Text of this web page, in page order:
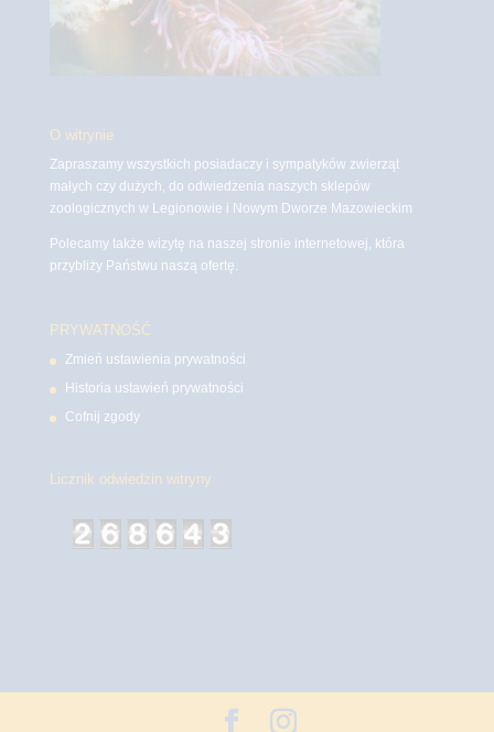
O witrynie
Zapraszamy wszystkich posiadaczy i sympatyków zwierząt
małych czy dużych, do odwiedzenia naszych sklepów
zoologicznych w Legionowie i Nowym Dworze Mazowieckim
Polecamy także wizytę na naszej stronie internetowej, która
przybliży Państwu naszą ofertę.
PRYWATNOŚĆ
Zmień ustawienia prywatności
Historia ustawień prywatności
Cofnij zgody
Licznik odwiedzin witryny